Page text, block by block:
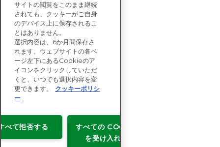
エンタープライズ向け
ソリューション
サステナビリティ
評価
リソース
企業情報
Copyright © EcoVadis
利用許諾
データプライバシー
サイトの閲覧をこのまま継続
されても、クッキーがご自身
のデバイス上に保存されるこ
とはありません。
選択内容は、6か月間保存さ
れます。ウェブサイトの各ペ
ージ左下にあるCookieのア
イコンをクリックしていただ
くと、いつでも選択内容を変
更できます。
クッキーポリシ
ー
すべての COOKIE
を受け入れる
べて拒否する